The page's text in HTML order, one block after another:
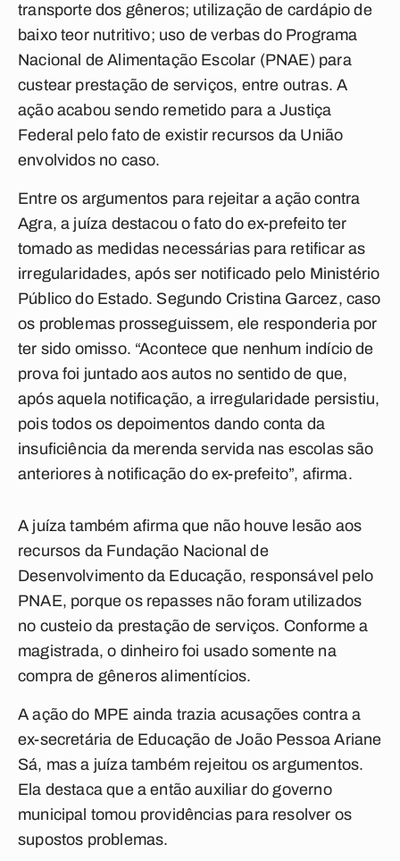
transporte dos gêneros; utilização de cardápio de
baixo teor nutritivo; uso de verbas do Programa
Nacional de Alimentação Escolar (PNAE) para
custear prestação de serviços, entre outras. A
ação acabou sendo remetido para a Justiça
Federal pelo fato de existir recursos da União
envolvidos no caso.
Entre os argumentos para rejeitar a ação contra
Agra, a juíza destacou o fato do ex-prefeito ter
tomado as medidas necessárias para retificar as
irregularidades, após ser notificado pelo Ministério
Público do Estado. Segundo Cristina Garcez, caso
os problemas prosseguissem, ele responderia por
ter sido omisso. “Acontece que nenhum indício de
prova foi juntado aos autos no sentido de que,
após aquela notificação, a irregularidade persistiu,
pois todos os depoimentos dando conta da
insuficiência da merenda servida nas escolas são
anteriores à notificação do ex-prefeito”, afirma.
A juíza também afirma que não houve lesão aos
recursos da Fundação Nacional de
Desenvolvimento da Educação, responsável pelo
PNAE, porque os repasses não foram utilizados
no custeio da prestação de serviços. Conforme a
magistrada, o dinheiro foi usado somente na
compra de gêneros alimentícios.
A ação do MPE ainda trazia acusações contra a
ex-secretária de Educação de João Pessoa Ariane
Sá, mas a juíza também rejeitou os argumentos.
Ela destaca que a então auxiliar do governo
municipal tomou providências para resolver os
supostos problemas.